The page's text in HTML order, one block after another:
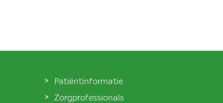
Patiëntinformatie
Zorgprofessionals